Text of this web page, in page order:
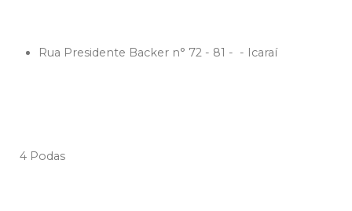
Rua Presidente Backer n° 72 - 81 - - Icaraí
4 Podas